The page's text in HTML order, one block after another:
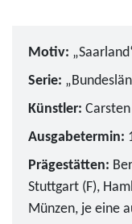
Motiv:
Serie:
Künstler:
Ausgabetermin:
Prägestätten:
Stuttgart (F),
Münzen, je eine